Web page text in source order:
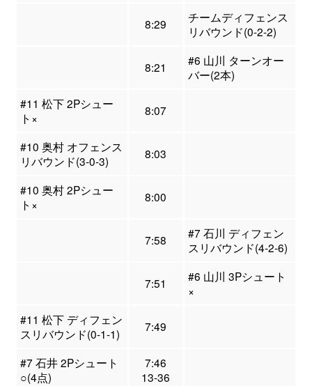
8:29
チームディフェンス
リバウンド(0-2-2)
8:21
#6 山川 ターンオー
バー(2本)
#11 松下 2Pシュー
ト×
8:07
#10 奥村 オフェンス
リバウンド(3-0-3)
8:03
#10 奥村 2Pシュー
ト×
8:00
7:58
#7 石川 ディフェン
スリバウンド(4-2-6)
7:51
#6 山川 3Pシュート
×
#11 松下 ディフェン
スリバウンド(0-1-1)
7:49
#7 石井 2Pシュート
○(4点)
7:46
13-36